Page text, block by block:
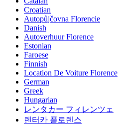
Croatian
Autopůjčovna Florencie
Danish
Autoverhuur Florence
Estonian
Faroese
Finnish
Location De Voiture Florence
German
Greek
Hungarian
レンタカー フィレンツェ
렌터카 플로렌스